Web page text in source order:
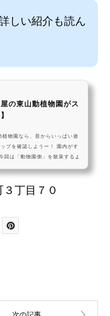
しい紹介も読ん
の東山動植物園がス
物園なら、昔からいっぱい遊
プを確認しようー！ 園内がす
回は「動物園側」を散策するよ
！ フラミンゴの向こう側にいる
丁目７０